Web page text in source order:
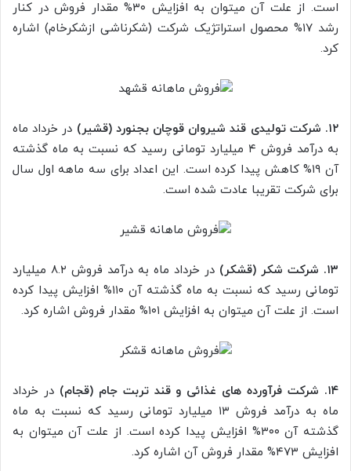
است. از علت آن میتوان به افزایش ۳۰% مقدار فروش در کنار
رشد ۱۷% محصول استراتژیک شرکت (شکرناشی ازشکرخام) اشاره
کرد.
۱۲. شرکت تولیدی قند شیروان قوچان بجنورد (قشیر)
در خرداد ماه
به درآمد فروش ۴ میلیارد تومانی رسید که نسبت به ماه گذشته
آن ۱۹% کاهش پیدا کرده است. این اعداد برای سه ماهه اول سال
برای شرکت تقریبا عادت شده است.
۱۳. شرکت شکر (قشکر)
در خرداد ماه به درآمد فروش ۸.۲ میلیارد
تومانی رسید که نسبت به ماه گذشته آن ۱۱۰% افزایش پیدا کرده
است. از علت آن میتوان به افزایش ۱۰۱% مقدار فروش اشاره کرد.
۱۴. شرکت فرآورده های غذائی و قند تربت جام (قجام)
در خرداد
ماه به درآمد فروش ۱۳ میلیارد تومانی رسید که نسبت به ماه
گذشته آن ۳۰۰% افزایش پیدا کرده است. از علت آن میتوان به
افزایش ۴۷۳% مقدار فروش آن اشاره کرد.